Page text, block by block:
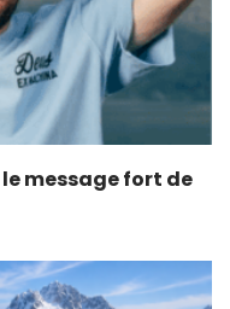
message fort de